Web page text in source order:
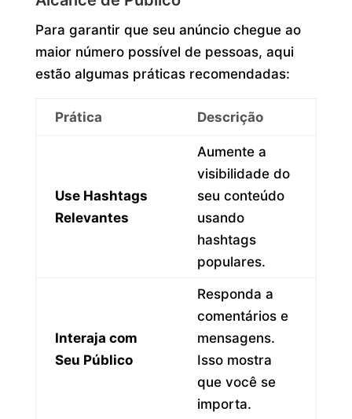
Para garantir que seu anúncio chegue ao
maior número possível de pessoas, aqui
estão algumas práticas recomendadas:
Prática Descrição
Use Hashtags
Relevantes
Aumente a
visibilidade do
seu conteúdo
usando
hashtags
populares.
Interaja com
Seu Público
Responda a
comentários e
mensagens.
Isso mostra
que você se
importa.